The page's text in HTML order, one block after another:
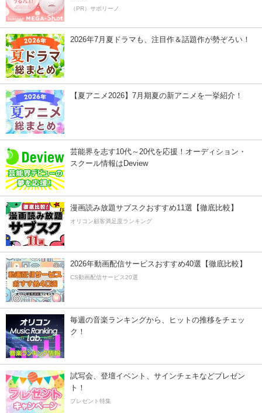
（PR）サボリーノ
2026年7月夏ドラマも、注目作＆話題作が勢ぞろい！
【夏アニメ2026】7月期夏の新アニメを一挙紹介！
芸能界を志す10代～20代を応援！オーディション・
スクール情報はDeview
漫画読み放題サブスクおすすめ11選【徹底比較】
オリコン顧客満足度ランキング
2026年動画配信サービスおすすめ40選【徹底比較】
CS動画配信サービス20選
毎週の音楽ランキングから、ヒットの推移をチェッ
ク！
試写会、登壇イベント、サインチェキなどプレゼン
ト！
プレゼント特集